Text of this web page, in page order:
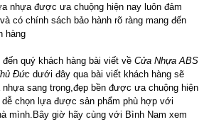
nhựa được ưa chuộng hiện nay luôn đảm
có chính sách bảo hành rõ ràng mang đến
hàng
quý khách hàng bài viết vềCửa Nhựa ABS
Đứcdưới đây qua bài viết khách hàng sẽ
sang trọng,đẹp bền được ưa chuộng hiện
dễ chọn lựa được sản phẩm phù hợp với
mình.Bây giờ hãy cùng với Bình Nam xem